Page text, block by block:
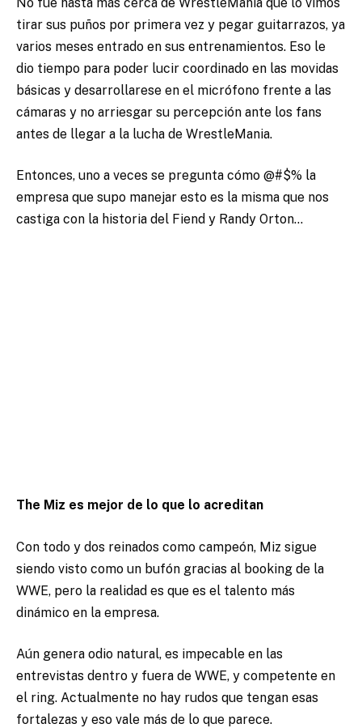
tirar sus puños por primera vez y pegar guitarrazos, ya
varios meses entrado en sus entrenamientos. Eso le
dio tiempo para poder lucir coordinado en las movidas
básicas y desarrollarese en el micrófono frente a las
cámaras y no arriesgar su percepción ante los fans
antes de llegar a la lucha de WrestleMania.
Entonces, uno a veces se pregunta cómo @#$% la
empresa que supo manejar esto es la misma que nos
castiga con la historia del Fiend y Randy Orton…
The Miz es mejor de lo que lo acreditan
Con todo y dos reinados como campeón, Miz sigue
siendo visto como un bufón gracias al booking de la
WWE, pero la realidad es que es el talento más
dinámico en la empresa.
Aún genera odio natural, es impecable en las
entrevistas dentro y fuera de WWE, y competente en
el ring. Actualmente no hay rudos que tengan esas
fortalezas y eso vale más de lo que parece.